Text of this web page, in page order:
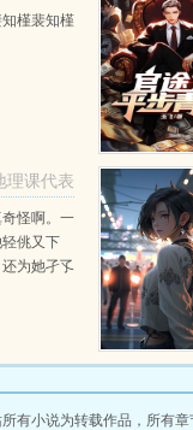
槿裴知槿
理课代表
怪啊。一
佻又下
为她孑孓
有小说为转载作品，所有